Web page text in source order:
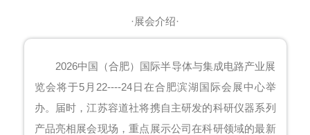
·展会介绍·
2026中国（合肥）国际半导体与集成电路产业展
览会将于5月22----24日在合肥滨湖国际会展中心举
办。届时，江苏容道社将携自主研发的科研仪器系列
产品亮相展会现场，重点展示公司在科研领域的最新